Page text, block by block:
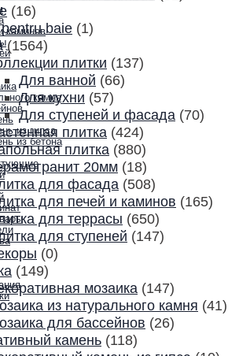
каминов
камня
из гипса
из бетона
(16)
baie (1)
(1564)
плитки (137)
Для ванной (66)
Для кухни (57)
Для ступеней и фасада (70)
плитка (424)
плитка (880)
20мм (18)
для фасада (508)
для печей и каминов (165)
для террасы (650)
для ступеней (147)
(0)
(149)
мозаика (147)
из натурального камня (41)
для бассейнов (26)
камень (118)